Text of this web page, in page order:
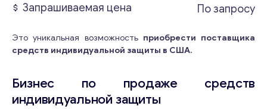
Запрашиваемая цена
По запросу
Это уникальная возможность приобрести поставщика
средств индивидуальной защиты в США.
Бизнес по продаже средств
индивидуальной защиты